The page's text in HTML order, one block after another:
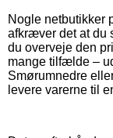
Nogle netbutikker
afkræver det at du
du overveje den
mange tilfælde –
Smørumnedre
levere varerne til